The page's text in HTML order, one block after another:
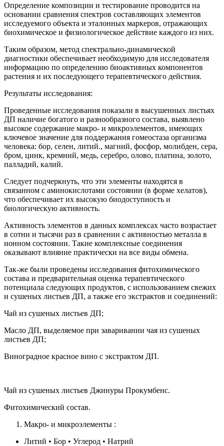
Определение композиции и тестирование проводится на
основании сравнения спектров составляющих элементов
исследуемого объекта и эталонных маркеров, отражающих
биохимическое и физиологическое действие каждого из них.
Таким образом, метод спектрально-динамической
диагностики обеспечивает необходимую для исследователя
информацию по определению биоактивных компонентов
растения и их последующего терапевтического действия.
Результаты исследования:
Проведенные исследования показали в высушенных листьях
ДП наличие богатого и разнообразного состава, выявлено
высокое содержание макро- и микроэлементов, имеющих
ключевое значение для поддержания гомеостаза организма
человека: бор, селен, литий., магний, фосфор, молибден, сера,
бром, цинк, кремний, медь, серебро, олово, платина, золото,
палладий, калий.
Следует подчеркнуть, что эти элементы находятся в
связанном с аминокислотами состоянии (в форме хелатов),
что обеспечивает их высокую биодоступность и
биологическую активность.
Активность элементов в данных комплексах часто возрастает
в сотни и тысячи раз в сравнении с активностью металла в
ионном состоянии. Такие комплексные соединения
оказывают влияние практически на все виды обмена.
Так-же были проведены исследования фитохимического
состава и предварительная оценка терапевтического
потенциала следующих продуктов, с использованием свежих
и сушеных листьев ДП, а также его экстрактов и соединений:
Чай из сушеных листьев ДП;
Масло ДП, выделяемое при заваривании чая из сушеных
листьев ДП;
Виноградное красное вино с экстрактом ДП.
Чай из сушеных листьев Джинуры Прокумбенс.
Фитохимический состав.
Макро- и микроэлементы :
Литий • Бор • Углерод • Натрий